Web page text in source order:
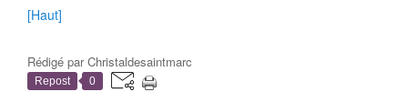
[Haut]
Rédigé parChristaldesaintmarc
Repost 0